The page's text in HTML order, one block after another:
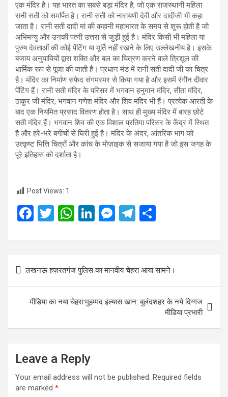
एक मंदिर है। यह भारत का सबसे बड़ा मंदिर है, जो एक राजस्थानी महिला
रानी सती को समर्पित है। रानी सती को नारायणी देवी और दादीजी भी कहा
जाता है। रानी सती दादी मां की कहानी महाभारत के समय से शुरू होती है जो
अभिमन्यु और उनकी पत्नी उत्तरा से जुड़ी हुई है। मंदिर किसी भी महिला या
पुरुष देवताओं की कोई पेंटिंग या मूर्ति नहीं रखने के लिए उल्लेखनीय है। इसके
बजाय अनुयायियों द्वारा शक्ति और बल का चित्रण करने वाले त्रिशूल की
धार्मिक रूप से पूजा की जाती है। प्रधान मंड में रानी सती दादी जी का चित्र
है। मंदिर का निर्माण सफेद संगमरमर से किया गया है और इसमें रंगीन दीवार
पेंटिंग हैं। रानी सती मंदिर के परिसर में भगवान हनुमान मंदिर, सीता मंदिर,
ठाकुर जी मंदिर, भगवान गणेश मंदिर और शिव मंदिर भी हैं। प्रत्येक आरती के
बाद एक नियमित प्रसाद वितरण होता है। साथ ही मुख्य मंदिर में बारह छोटे
सती मंदिर हैं। भगवान शिव की एक विशाल प्रतिमा परिसर के केंद्र में स्थित
है और हरे-भरे बगीचों से घिरी हुई है। मंदिर के अंदर, आंतरिक भाग को
उत्कृष्ट भित्ति चित्रों और कांच के मोज़ाइक से सजाया गया है जो इस जगह के
पूरे इतिहास को दर्शाता है।
Post Views: 1
F
ce
o
o
k
T
tt
W
at
s
A
p
p
Li
ke
n
M
se
n
g
er
T
e
a
m
ar
navigation
लखनऊ हज़रतगंज पुलिस का मानवीय चेहरा आया सामने।
मीडिया का नया चेहरा:मुहम्मद इल्यास खान: बुलंदशहर के नये दिग्गज
मीडिया प्रभारी
Leave a Reply
Your email address will not be published. Required fields
are marked *